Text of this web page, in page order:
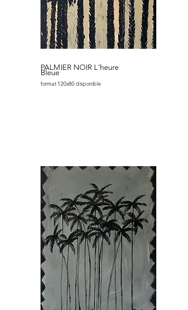
PALMIER NOIR L'heure
Bleue
format 120x80 disponible